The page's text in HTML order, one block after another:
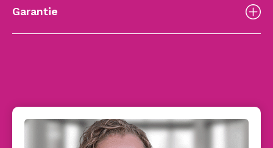
Garantie